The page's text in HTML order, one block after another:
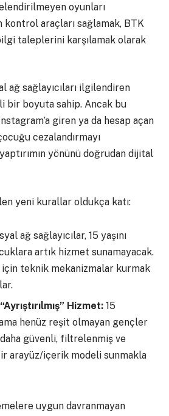
oyunları
kontrol araçları sağlamak, BTK
taleplerini karşılamak olarak
ağ sağlayıcıları ilgilendiren
bir boyuta sahip. Ancak bu
giren ya da hesap açan
cezalandırmayı
yönünü doğrudan dijital
yeni kurallar oldukça katı:
ağ sağlayıcılar, 15 yaşını
artık hizmet sunamayacak.
için teknik mekanizmalar kurmak
Hizmet: 15
henüz reşit olmayan gençler
güvenli, filtrelenmiş ve
arayüz/içerik modeli sunmakla
uygun davranmayan